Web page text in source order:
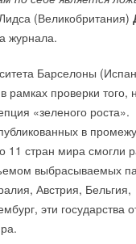
(Великобритания)
журнала.
Барселоны
проверки того,
«зеленого роста».
в
11 стран мира смогли
выбрасываемых
Австрия, Бельгия,
эти государства
электроэнергии.
в единую
измеряемых
неблагоприятными
в единой
контроля работы
по участкам, а также
вне системы
с
энергии
Жители
числе путем отказа
консолей, могли
за каждый
вследствие
стоимости
газа на фоне